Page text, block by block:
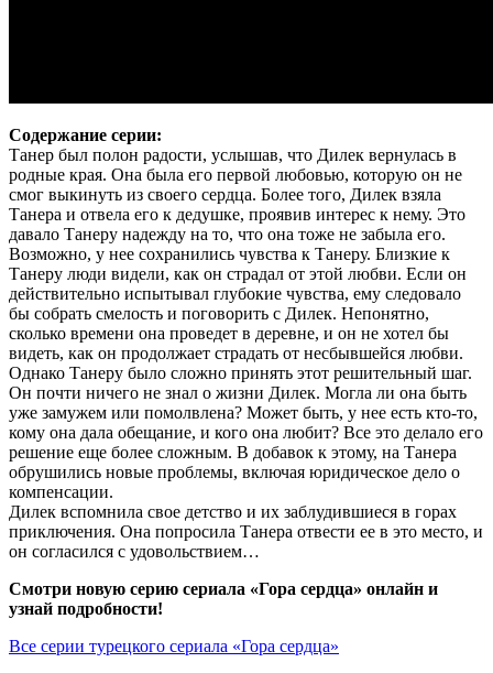
Содержание серии:
Танер был полон радости, услышав, что Дилек вернулась в
родные края. Она была его первой любовью, которую он не
смог выкинуть из своего сердца. Более того, Дилек взяла
Танера и отвела его к дедушке, проявив интерес к нему. Это
давало Танеру надежду на то, что она тоже не забыла его.
Возможно, у нее сохранились чувства к Танеру. Близкие к
Танеру люди видели, как он страдал от этой любви. Если он
действительно испытывал глубокие чувства, ему следовало
бы собрать смелость и поговорить с Дилек. Непонятно,
сколько времени она проведет в деревне, и он не хотел бы
видеть, как он продолжает страдать от несбывшейся любви.
Однако Танеру было сложно принять этот решительный шаг.
Он почти ничего не знал о жизни Дилек. Могла ли она быть
уже замужем или помолвлена? Может быть, у нее есть кто-то,
кому она дала обещание, и кого она любит? Все это делало его
решение еще более сложным. В добавок к этому, на Танера
обрушились новые проблемы, включая юридическое дело о
компенсации.
Дилек вспомнила свое детство и их заблудившиеся в горах
приключения. Она попросила Танера отвести ее в это место, и
он согласился с удовольствием…
Смотри новую серию сериала «Гора сердца» онлайн и
узнай подробности!
Все серии турецкого сериала «Гора сердца»